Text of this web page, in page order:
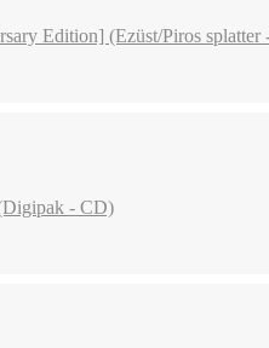
Edition] (Ezüst/Piros splatter
- CD)